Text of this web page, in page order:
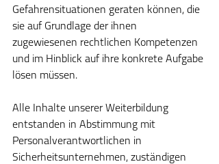
Gefahrensituationen geraten können, die
sie auf Grundlage der ihnen
zugewiesenen rechtlichen Kompetenzen
und im Hinblick auf ihre konkrete Aufgabe
lösen müssen.
Alle Inhalte unserer Weiterbildung
entstanden in Abstimmung mit
Personalverantwortlichen in
Sicherheitsunternehmen, zuständigen